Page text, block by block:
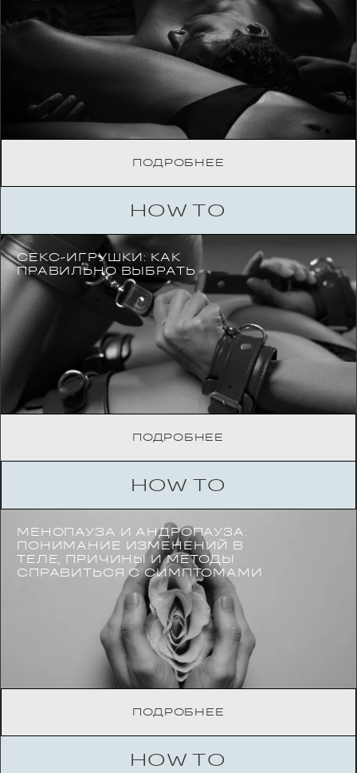
ПОДРОБНЕЕ
HOW TO
СЕКС-ИГРУШКИ: КАК
ПРАВИЛЬНО ВЫБРАТЬ
ПОДРОБНЕЕ
HOW TO
МЕНОПАУЗА И АНДРОПАУЗА:
ПОНИМАНИЕ ИЗМЕНЕНИЙ В
ТЕЛЕ, ПРИЧИНЫ И МЕТОДЫ
СПРАВИТЬСЯ С СИМПТОМАМИ
ПОДРОБНЕЕ
HOW TO